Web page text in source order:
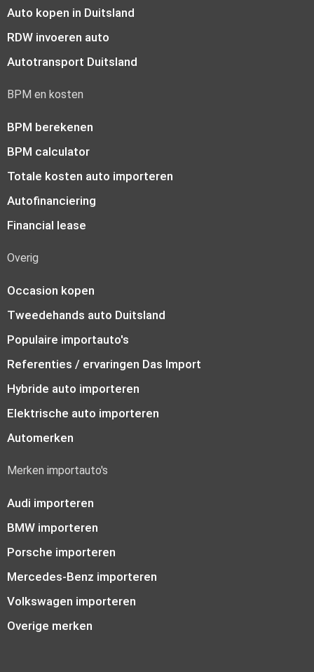
Auto kopen in Duitsland
RDW invoeren auto
Autotransport Duitsland
BPM en kosten
BPM berekenen
BPM calculator
Totale kosten auto importeren
Autofinanciering
Financial lease
Overig
Occasion kopen
Tweedehands auto Duitsland
Populaire importauto's
Referenties / ervaringen Das Import
Hybride auto importeren
Elektrische auto importeren
Automerken
Merken importauto's
Audi importeren
BMW importeren
Porsche importeren
Mercedes-Benz importeren
Volkswagen importeren
Overige merken